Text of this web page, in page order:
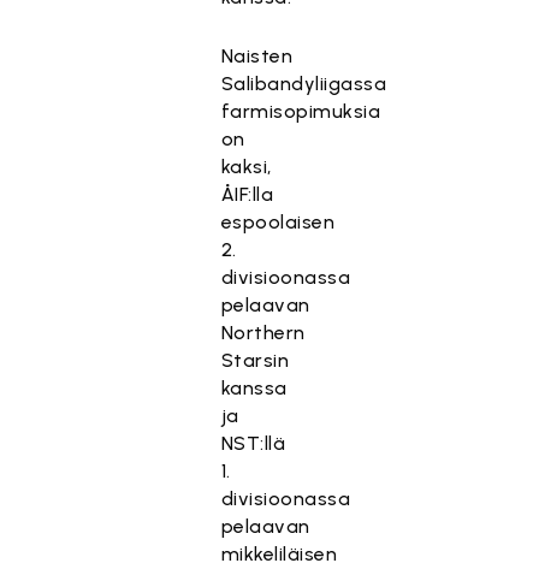
Naisten
Salibandyliigassa
farmisopimuksia
on
kaksi,
ÅIF:lla
espoolaisen
2.
divisioonassa
pelaavan
Northern
Starsin
kanssa
ja
NST:llä
1.
divisioonassa
pelaavan
mikkeliläisen